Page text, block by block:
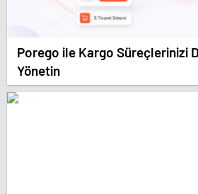
Porego ile Kargo Süreçlerinizi
Yönetin